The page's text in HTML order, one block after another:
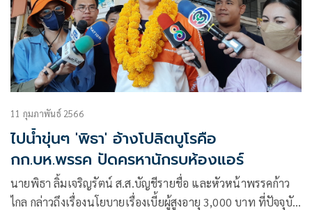
ตำแหน่ง
11 กุมภาพันธ์ 2566
ไปน้ำขุ่นๆ 'พิธา' อ้างโปลิตบูโรคือ
กก.บห.พรรค ปัดครหานักรบห้องแอร์
นายพิธา ลิ้มเจริญรัตน์ ส.ส.บัญชีรายชื่อ และหัวหน้าพรรคก้าว
ไกล กล่าวถึงเรื่องนโยบายเรื่องเบี้ยผู้สูงอายุ 3,000 บาท ที่ปัจจุบัน